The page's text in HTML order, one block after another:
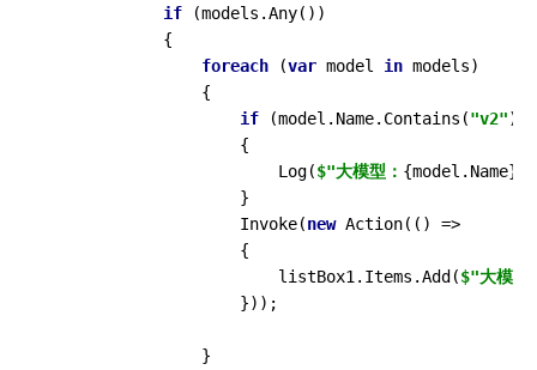
if (models.Any())
            {
foreach (var model in models)
                {
if (model.Name.Contains("v2"))
                    {
                        Log(
$"大模型： {model.Name}
                    }
                    Invoke(
new Action(() =>
                    {
                        listBox1.Items.Add(
$"大模型
                    }));
                }